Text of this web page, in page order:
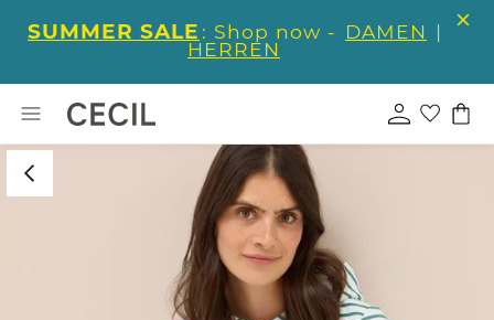
SUMMER SALE : Shop now - DAMEN |
HERREN